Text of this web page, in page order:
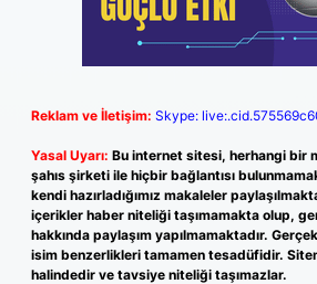
Reklam ve İletişim: Skype:
Yasal Uyarı: Bu internet sitesi, herhangi bir
şahıs şirketi ile hiçbir bağlantısı
kendi hazırladığımız makaleler
içerikler haber niteliği taşımamakta olup,
hakkında paylaşım yapılmamaktadır.
isim benzerlikleri tamamen tesadüfidir.
halindedir ve tavsiye niteliği taşımazlar.